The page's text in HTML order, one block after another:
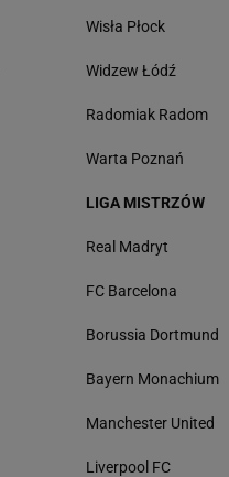
Wisła Płock
Widzew Łódź
Radomiak Radom
Warta Poznań
LIGA MISTRZÓW
Real Madryt
FC Barcelona
Borussia Dortmund
Bayern Monachium
Manchester United
Liverpool FC